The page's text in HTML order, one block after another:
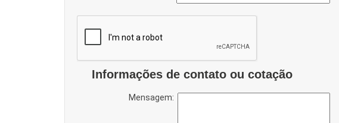
Informações de contato ou cotação
Mensagem: